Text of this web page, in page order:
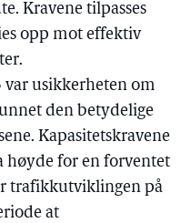
Kravene tilpasses
opp mot effektiv
var usikkerheten om
den betydelige
Kapasitetskravene
høyde for en forventet
trafikkutviklingen på
at